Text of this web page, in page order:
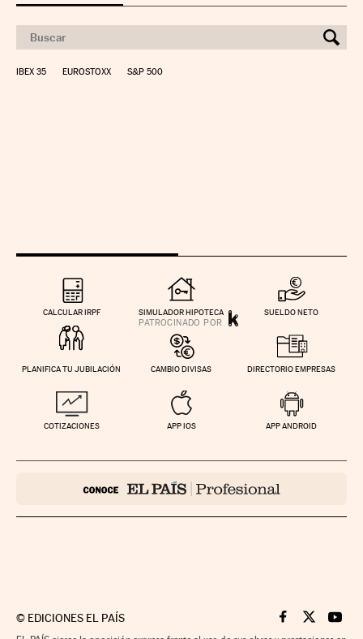
IBEX 35 EUROSTOXX S&P 500
CALCULAR IRPF SIMULADOR HIPOTECA SUELDO NETO
PLANIFICA TU JUBILACIÓN CAMBIO DIVISAS DIRECTORIO EMPRESAS
COTIZACIONES APP IOS APP ANDROID
© EDICIONES EL PAÍS Cinco Días en
Cinco Días
Cinco